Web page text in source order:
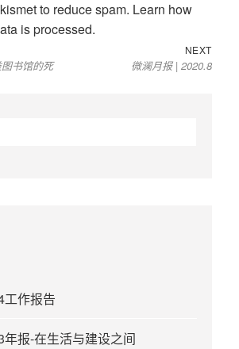
to reduce spam. Learn how
is processed.
书馆的死
NEXT
post:
微澜月报 | 2020.8
工作报告
报-在生活与建设之间